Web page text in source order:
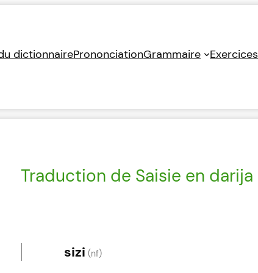
dictionnairePrononciationGrammaire Exercices
Traduction de Saisie en darija
sizi (nf)